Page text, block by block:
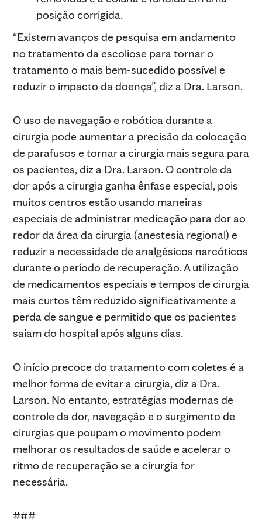
posição corrigida.
“Existem avanços de pesquisa em andamento
no tratamento da escoliose para tornar o
tratamento o mais bem-sucedido possível e
reduzir o impacto da doença”, diz a Dra. Larson.
O uso de navegação e robótica durante a
cirurgia pode aumentar a precisão da colocação
de parafusos e tornar a cirurgia mais segura para
os pacientes, diz a Dra. Larson. O controle da
dor após a cirurgia ganha ênfase especial, pois
muitos centros estão usando maneiras
especiais de administrar medicação para dor ao
redor da área da cirurgia (anestesia regional) e
reduzir a necessidade de analgésicos narcóticos
durante o período de recuperação. A utilização
de medicamentos especiais e tempos de cirurgia
mais curtos têm reduzido significativamente a
perda de sangue e permitido que os pacientes
saiam do hospital após alguns dias.
O início precoce do tratamento com coletes é a
melhor forma de evitar a cirurgia, diz a Dra.
Larson. No entanto, estratégias modernas de
controle da dor, navegação e o surgimento de
cirurgias que poupam o movimento podem
melhorar os resultados de saúde e acelerar o
ritmo de recuperação se a cirurgia for
necessária.
###